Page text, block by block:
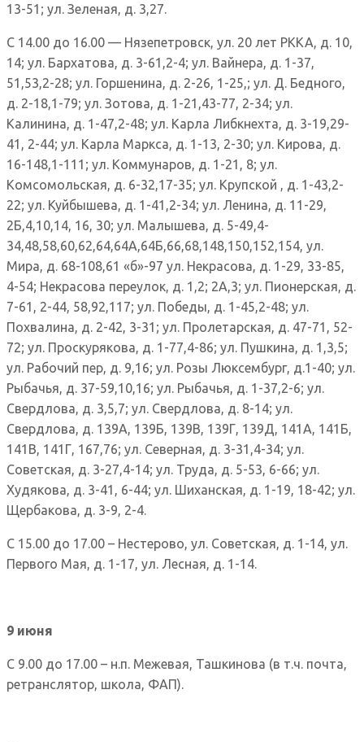
13-51; ул. Зеленая, д. 3,27.
С 14.00 до 16.00 — Нязепетровск, ул. 20 лет РККА, д. 10,
14; ул. Бархатова, д. 3-61,2-4; ул. Вайнера, д. 1-37,
51,53,2-28; ул. Горшенина, д. 2-26, 1-25,; ул. Д. Бедного,
д. 2-18,1-79; ул. Зотова, д. 1-21,43-77, 2-34; ул.
Калинина, д. 1-47,2-48; ул. Карла Либкнехта, д. 3-19,29-
41, 2-44; ул. Карла Маркса, д. 1-13, 2-30; ул. Кирова, д.
16-148,1-111; ул. Коммунаров, д. 1-21, 8; ул.
Комсомольская, д. 6-32,17-35; ул. Крупской , д. 1-43,2-
22; ул. Куйбышева, д. 1-41,2-34; ул. Ленина, д. 11-29,
2Б,4,10,14, 16, 30; ул. Малышева, д. 5-49,4-
34,48,58,60,62,64,64А,64Б,66,68,148,150,152,154, ул.
Мира, д. 68-108,61 «б»-97 ул. Некрасова, д. 1-29, 33-85,
4-54; Некрасова переулок, д. 1,2; 2А,3; ул. Пионерская, д.
7-61, 2-44, 58,92,117; ул. Победы, д. 1-45,2-48; ул.
Похвалина, д. 2-42, 3-31; ул. Пролетарская, д. 47-71, 52-
72; ул. Проскурякова, д. 1-77,4-86; ул. Пушкина, д. 1,3,5;
ул. Рабочий пер, д. 9,16; ул. Розы Люксембург, д.1-40; ул.
Рыбачья, д. 37-59,10,16; ул. Рыбачья, д. 1-37,2-6; ул.
Свердлова, д. 3,5,7; ул. Свердлова, д. 8-14; ул.
Свердлова, д. 139А, 139Б, 139В, 139Г, 139Д, 141А, 141Б,
141В, 141Г, 167,76; ул. Северная, д. 3-31,4-34; ул.
Советская, д. 3-27,4-14; ул. Труда, д. 5-53, 6-66; ул.
Худякова, д. 3-41, 6-44; ул. Шиханская, д. 1-19, 18-42; ул.
Щербакова, д. 3-9, 2-4.
С 15.00 до 17.00 – Нестерово, ул. Советская, д. 1-14, ул.
Первого Мая, д. 1-17, ул. Лесная, д. 1-14.
9 июня
С 9.00 до 17.00 – н.п. Межевая, Ташкинова (в т.ч. почта,
ретранслятор, школа, ФАП).